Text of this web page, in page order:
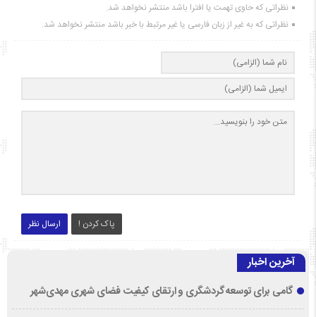
نظراتی که حاوی تهمت یا افترا باشد منتشر نخواهد شد.
نظراتی که به غیر از زبان فارسی یا غیر مرتبط با خبر باشد منتشر نخواهد شد.
ارسال نظر پاک کردن !
آخرین اخبار
گامی برای توسعه گردشگری و ارتقای کیفیت فضای شهری مهدی‌شهر